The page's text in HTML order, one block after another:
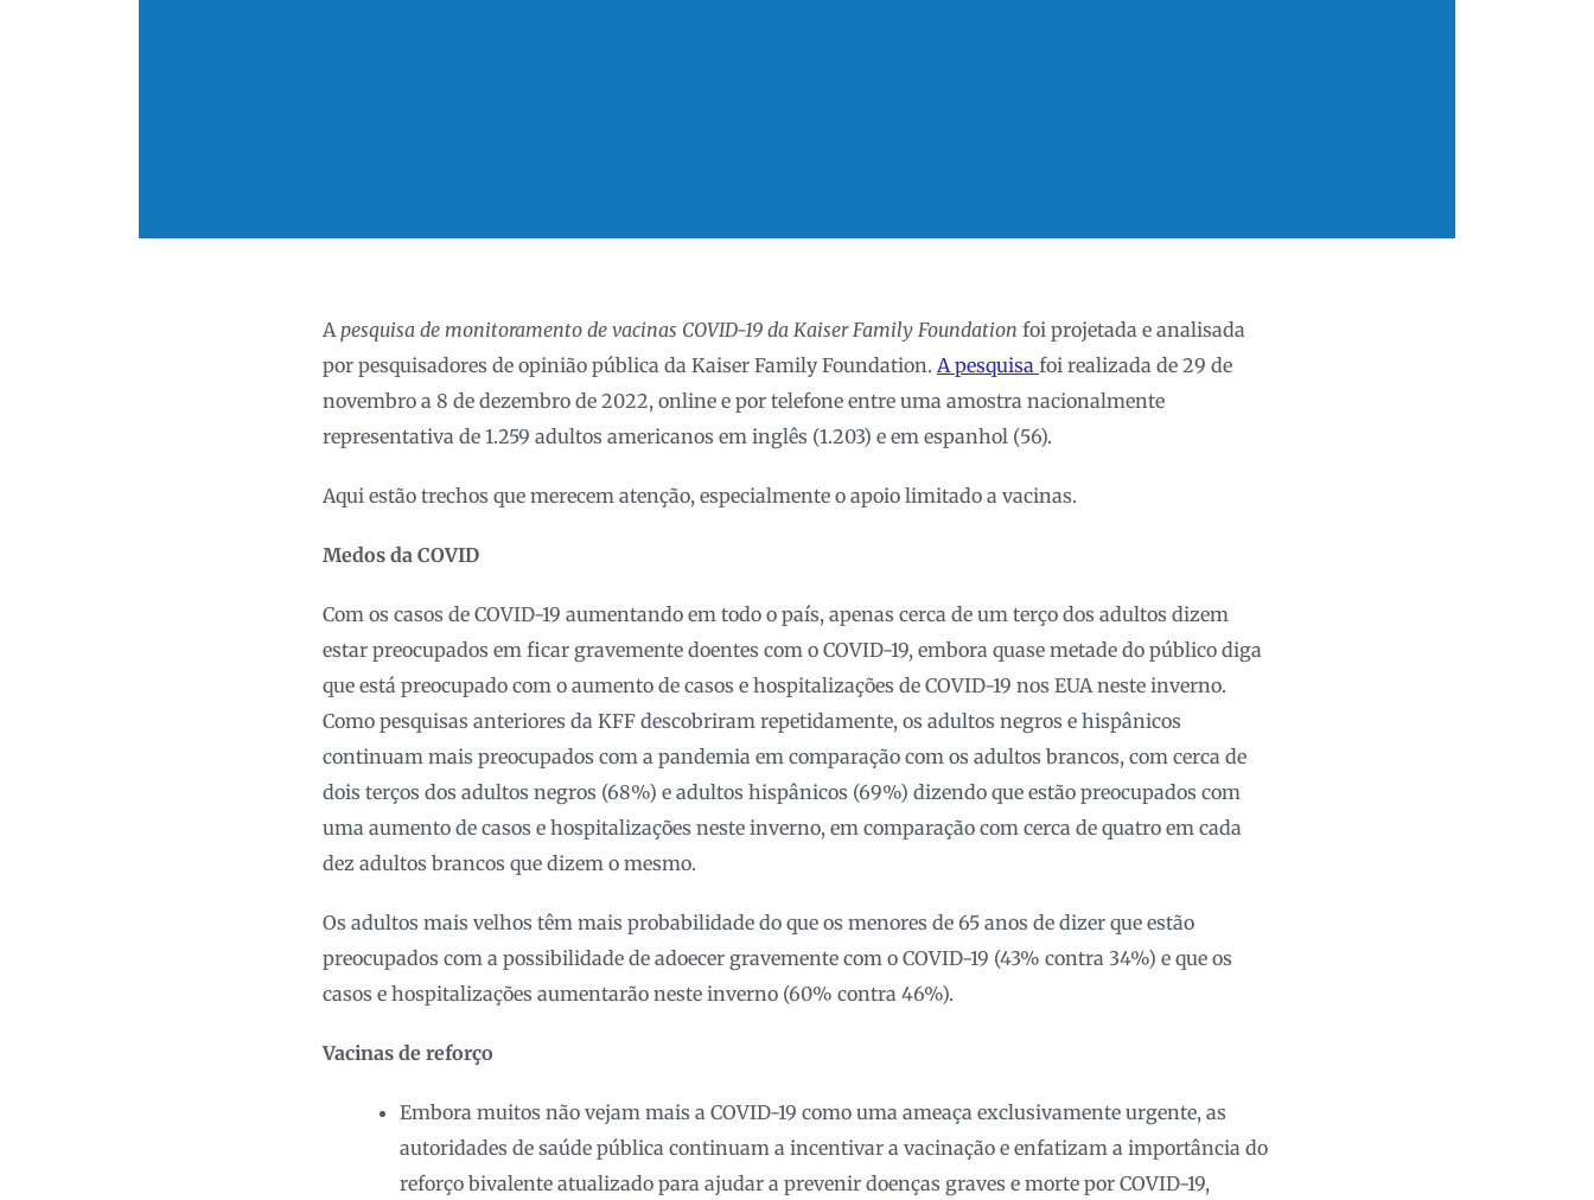
Apesquisa de monitoramento de vacinas COVID-19 da Kaiser Family Foundation foi projetada e analisada
por pesquisadores de opinião pública da Kaiser Family Foundation. A pesquisa foi realizada de 29 de
novembro a 8 de dezembro de 2022, online e por telefone entre uma amostra nacionalmente
representativa de 1.259 adultos americanos em inglês (1.203) e em espanhol (56).
Aqui estão trechos que merecem atenção, especialmente o apoio limitado a vacinas.
Medos da COVID
Com os casos de COVID-19 aumentando em todo o país, apenas cerca de um terço dos adultos dizem
estar preocupados em ficar gravemente doentes com o COVID-19, embora quase metade do público diga
que está preocupado com o aumento de casos e hospitalizações de COVID-19 nos EUA neste inverno.
Como pesquisas anteriores da KFF descobriram repetidamente, os adultos negros e hispânicos
continuam mais preocupados com a pandemia em comparação com os adultos brancos, com cerca de
dois terços dos adultos negros (68%) e adultos hispânicos (69%) dizendo que estão preocupados com
uma aumento de casos e hospitalizações neste inverno, em comparação com cerca de quatro em cada
dez adultos brancos que dizem o mesmo.
Os adultos mais velhos têm mais probabilidade do que os menores de 65 anos de dizer que estão
preocupados com a possibilidade de adoecer gravemente com o COVID-19 (43% contra 34%) e que os
casos e hospitalizações aumentarão neste inverno (60% contra 46%).
Vacinas de reforço
Embora muitos não vejam mais a COVID-19 como uma ameaça exclusivamente urgente, as
autoridades de saúde pública continuam a incentivar a vacinação e enfatizam a importância do
reforço bivalente atualizado para ajudar a prevenir doenças graves e morte por COVID-19,